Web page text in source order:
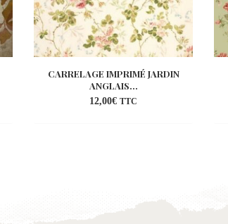
CARRELAGE IMPRIMÉ JARDIN
ANGLAIS...
12,00€ TTC